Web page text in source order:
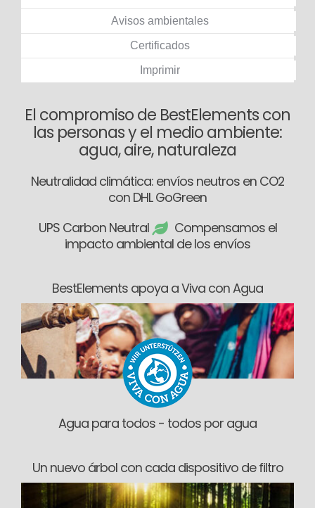
Avisos ambientales
Certificados
Imprimir
El compromiso de BestElements con
las personas y el medio ambiente:
agua, aire, naturaleza
Neutralidad climática: envíos neutros en CO2
con DHL GoGreen
UPS Carbon Neutral
Compensamos el
impacto ambiental de los envíos
BestElements apoya a Viva con Agua
Agua para todos - todos por agua
Un nuevo árbol con cada dispositivo de filtro